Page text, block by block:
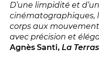
D’une limpidité et
cinématographiques,
corps aux
avec précision et
Agnès Santi, La